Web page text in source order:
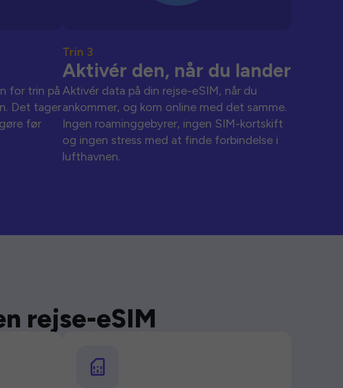
for trin på
Det tager
før
Trin 3
Aktivér den, når du lander
Aktivér data på din rejse-eSIM, når du
ankommer, og kom online med det samme.
Ingen roaminggebyrer, ingen SIM-kortskift
og ingen stress med at finde forbindelse i
lufthavnen.
rejse-eSIM